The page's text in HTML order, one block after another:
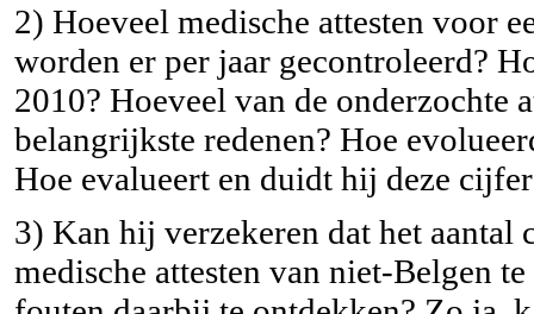
2) Hoeveel medische attesten voor
worden er per jaar gecontroleerd?
2010? Hoeveel van de onderzochte
belangrijkste redenen? Hoe
Hoe evalueert en duidt hij deze
3) Kan hij verzekeren dat het aantal
medische attesten van niet-Belgen